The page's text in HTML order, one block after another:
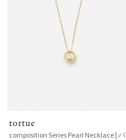
tortue
composition Series Pearl Necklace | パ